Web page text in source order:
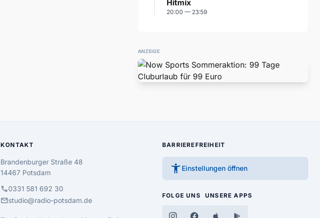
Hitmix
20:00 — 23:59
ANZEIGE
KONTAKT
Brandenburger Straße 48
14467 Potsdam
call0331 581 692 30
mailstudio@radio-potsdam.de
BARRIEREFREIHEIT
accessibility_new Einstellungen öffnen
FOLGE UNS UNSERE APPS